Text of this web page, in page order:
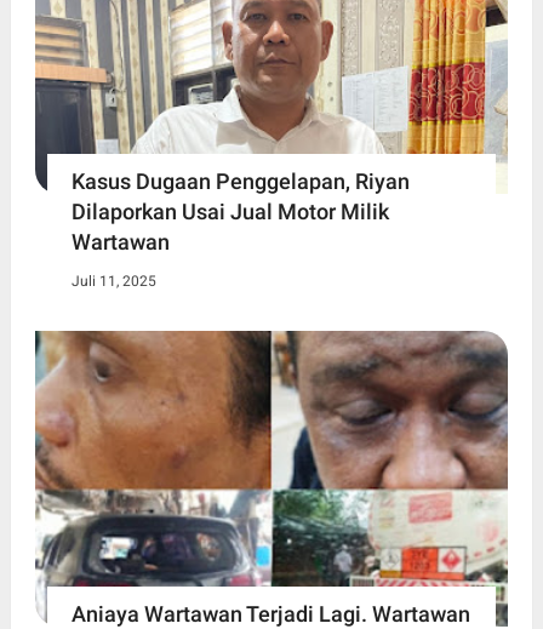
Kasus Dugaan Penggelapan, Riyan
Dilaporkan Usai Jual Motor Milik
Wartawan
Juli 11, 2025
Aniaya Wartawan Terjadi Lagi. Wartawan